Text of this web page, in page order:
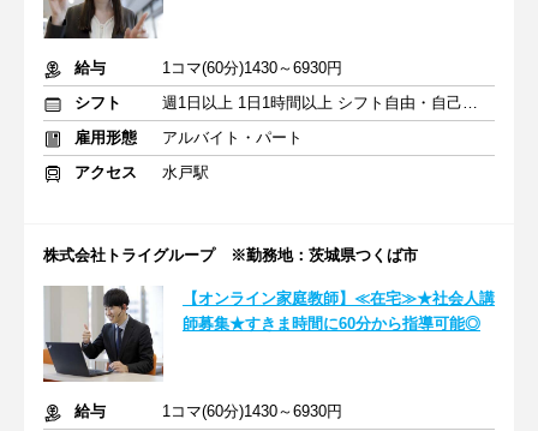
給与
1コマ(60分)1430～6930円
シフト
週1日以上 1日1時間以上 シフト自由・自己申告
雇用形態
アルバイト・パート
アクセス
水戸駅
株式会社トライグループ ※勤務地：茨城県つくば市
【オンライン家庭教師】≪在宅≫★社会人講
師募集★すきま時間に60分から指導可能◎
給与
1コマ(60分)1430～6930円